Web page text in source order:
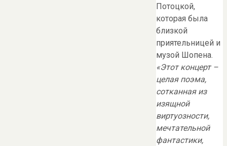
Потоцкой,
которая была
близкой
приятельницей и
музой Шопена.
«Этот концерт –
целая поэма,
сотканная из
изящной
виртуозности,
мечтательной
фантастики,